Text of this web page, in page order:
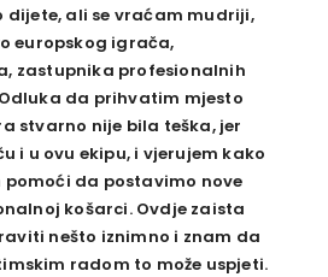
dijete, ali se vraćam mudriji,
europskog igrača,
zastupnika profesionalnih
da prihvatim mjesto
stvarno nije bila teška, jer
i u ovu ekipu, i vjerujem kako
pomoći da postavimo nove
košarci. Ovdje zaista
nešto iznimno i znam da
radom to može uspjeti.